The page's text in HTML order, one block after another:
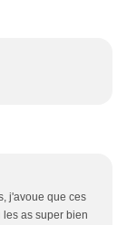
j'avoue que ces
les as super bien